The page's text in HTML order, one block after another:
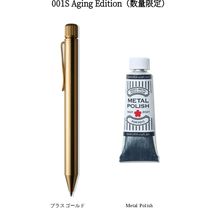
001S Aging Edition（数量限定）
ブラスゴールド Metal Polish